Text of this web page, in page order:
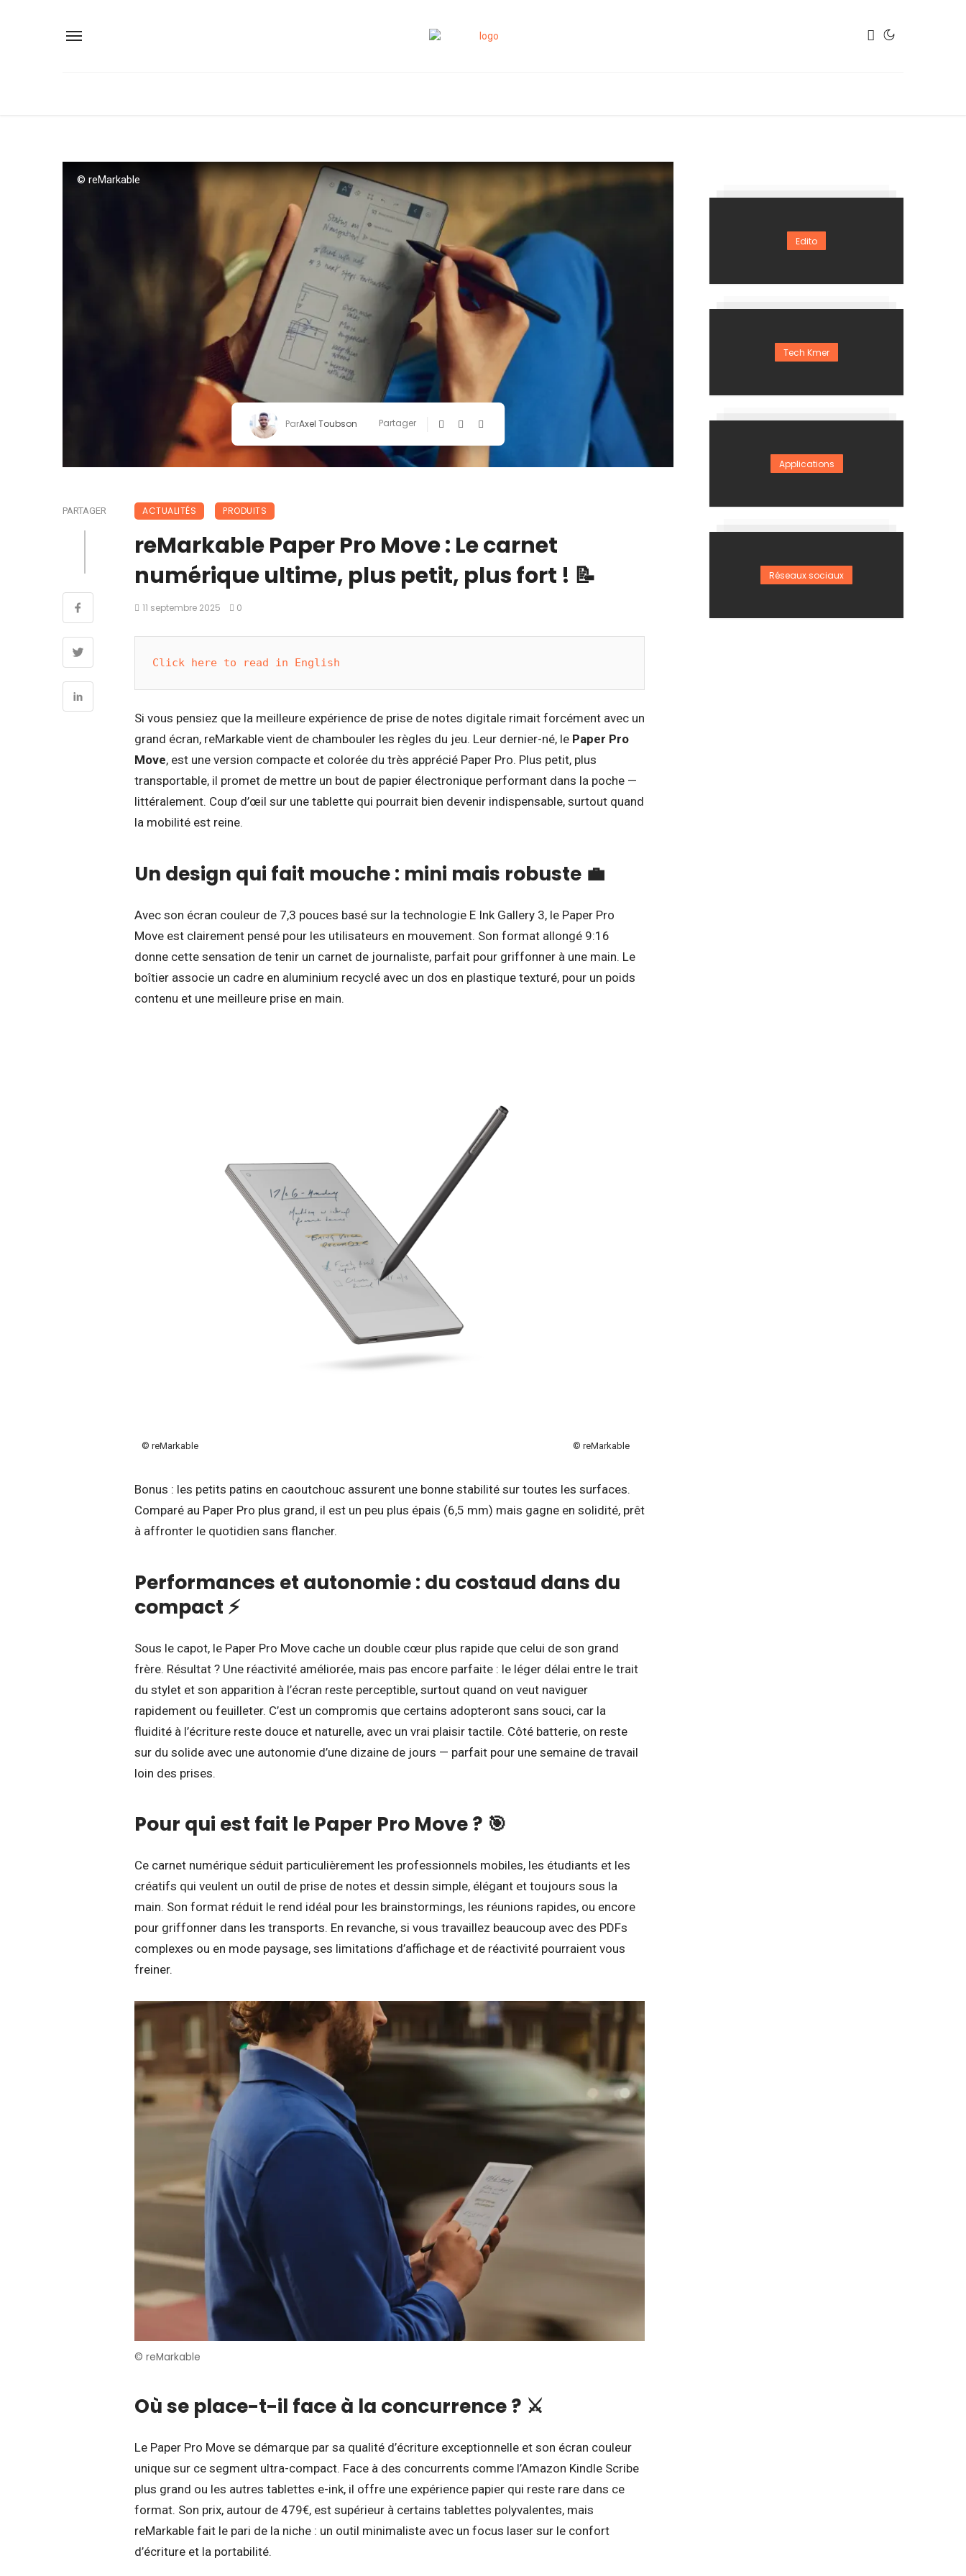
© reMarkable
ParAxel Toubson Partager
PARTAGER ACTUALITÉS PRODUITS
reMarkable Paper Pro Move : Le carnet
numérique ultime, plus petit, plus fort ! 📝
11 septembre 2025 0
Click here to read in English
Si vous pensiez que la meilleure expérience de prise de notes digitale rimait forcément avec un
grand écran, reMarkable vient de chambouler les règles du jeu. Leur dernier-né, le Paper Pro
Move, est une version compacte et colorée du très apprécié Paper Pro. Plus petit, plus
transportable, il promet de mettre un bout de papier électronique performant dans la poche —
littéralement. Coup d’œil sur une tablette qui pourrait bien devenir indispensable, surtout quand
la mobilité est reine.
Un design qui fait mouche : mini mais robuste 💼
Avec son écran couleur de 7,3 pouces basé sur la technologie E Ink Gallery 3, le Paper Pro
Move est clairement pensé pour les utilisateurs en mouvement. Son format allongé 9:16
donne cette sensation de tenir un carnet de journaliste, parfait pour griffonner à une main. Le
boîtier associe un cadre en aluminium recyclé avec un dos en plastique texturé, pour un poids
contenu et une meilleure prise en main.
© reMarkable © reMarkable
Bonus : les petits patins en caoutchouc assurent une bonne stabilité sur toutes les surfaces.
Comparé au Paper Pro plus grand, il est un peu plus épais (6,5 mm) mais gagne en solidité, prêt
à affronter le quotidien sans flancher.
Performances et autonomie : du costaud dans du
compact ⚡
Sous le capot, le Paper Pro Move cache un double cœur plus rapide que celui de son grand
frère. Résultat ? Une réactivité améliorée, mais pas encore parfaite : le léger délai entre le trait
du stylet et son apparition à l’écran reste perceptible, surtout quand on veut naviguer
rapidement ou feuilleter. C’est un compromis que certains adopteront sans souci, car la
fluidité à l’écriture reste douce et naturelle, avec un vrai plaisir tactile. Côté batterie, on reste
sur du solide avec une autonomie d’une dizaine de jours — parfait pour une semaine de travail
loin des prises.
Pour qui est fait le Paper Pro Move ? 🎯
Ce carnet numérique séduit particulièrement les professionnels mobiles, les étudiants et les
créatifs qui veulent un outil de prise de notes et dessin simple, élégant et toujours sous la
main. Son format réduit le rend idéal pour les brainstormings, les réunions rapides, ou encore
pour griffonner dans les transports. En revanche, si vous travaillez beaucoup avec des PDFs
complexes ou en mode paysage, ses limitations d’affichage et de réactivité pourraient vous
freiner.
© reMarkable
Où se place-t-il face à la concurrence ? ⚔️
Le Paper Pro Move se démarque par sa qualité d’écriture exceptionnelle et son écran couleur
unique sur ce segment ultra-compact. Face à des concurrents comme l’Amazon Kindle Scribe
plus grand ou les autres tablettes e-ink, il offre une expérience papier qui reste rare dans ce
format. Son prix, autour de 479€, est supérieur à certains tablettes polyvalentes, mais
reMarkable fait le pari de la niche : un outil minimaliste avec un focus laser sur le confort
d’écriture et la portabilité.
Edito
Tech Kmer
Applications
Réseaux sociaux